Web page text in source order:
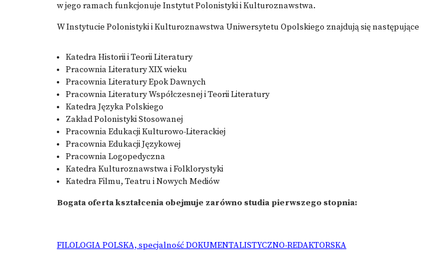
w jego ramach funkcjonuje Instytut Polonistyki i Kulturoznawstwa.
W Instytucie Polonistyki i Kulturoznawstwa Uniwersytetu Opolskiego znajdują się następujące
Katedra Historii i Teorii Literatury
Pracownia Literatury XIX wieku
Pracownia Literatury Epok Dawnych
Pracownia Literatury Współczesnej i Teorii Literatury
Katedra Języka Polskiego
Zakład Polonistyki Stosowanej
Pracownia Edukacji Kulturowo-Literackiej
Pracownia Edukacji Językowej
Pracownia Logopedyczna
Katedra Kulturoznawstwa i Folklorystyki
Katedra Filmu, Teatru i Nowych Mediów
Bogata oferta kształcenia obejmuje zarówno studia pierwszego stopnia:
FILOLOGIA POLSKA, specjalność DOKUMENTALISTYCZNO-REDAKTORSKA